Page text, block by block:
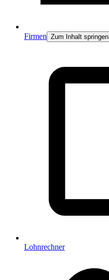
Firmen Zum Inhalt springen
Lohnrechner